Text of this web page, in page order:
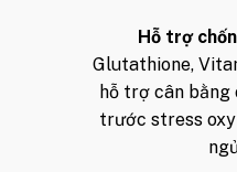
Hỗ trợ
Glutathione,
hỗ trợ cân bằng
trước stress